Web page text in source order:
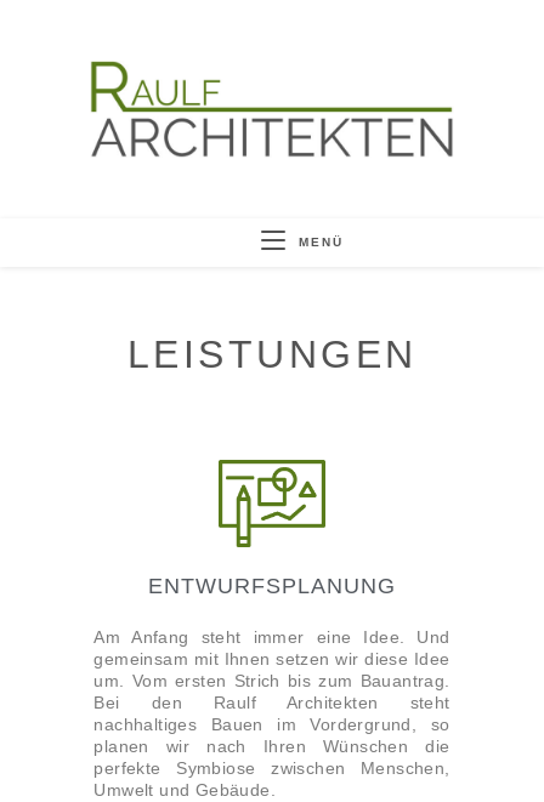
MENÜ
LEISTUNGEN
ENTWURFSPLANUNG
Am Anfang steht immer eine Idee. Und
gemeinsam mit Ihnen setzen wir diese Idee
um. Vom ersten Strich bis zum Bauantrag.
Bei den Raulf Architekten steht
nachhaltiges Bauen im Vordergrund, so
planen wir nach Ihren Wünschen die
perfekte Symbiose zwischen Menschen,
Umwelt und Gebäude.